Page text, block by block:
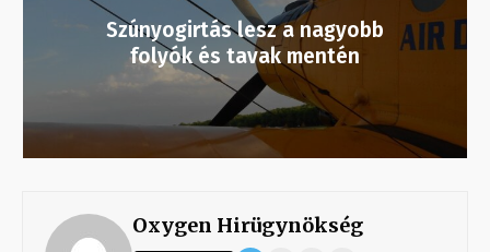
Szúnyogirtás lesz a nagyobb
folyók és tavak mentén
Oxygen Hirügynökség